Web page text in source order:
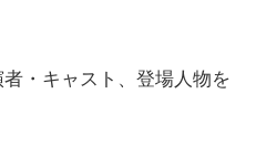
・キャスト、登場人物を